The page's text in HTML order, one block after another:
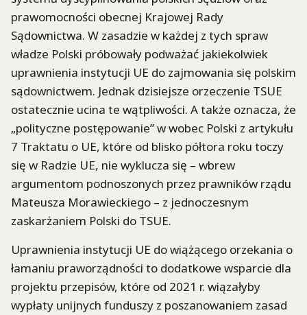
prawomocności obecnej Krajowej Rady
Sądownictwa. W zasadzie w każdej z tych spraw
władze Polski próbowały podważać jakiekolwiek
uprawnienia instytucji UE do zajmowania się polskim
sądownictwem. Jednak dzisiejsze orzeczenie TSUE
ostatecznie ucina te wątpliwości. A także oznacza, że
„polityczne postępowanie” w wobec Polski z artykułu
7 Traktatu o UE, które od blisko półtora roku toczy
się w Radzie UE, nie wyklucza się – wbrew
argumentom podnoszonych przez prawników rządu
Mateusza Morawieckiego – z jednoczesnym
zaskarżaniem Polski do TSUE.
Uprawnienia instytucji UE do wiążącego orzekania o
łamaniu praworządności to dodatkowe wsparcie dla
projektu przepisów, które od 2021 r. wiązałyby
wypłaty unijnych funduszy z poszanowaniem zasad